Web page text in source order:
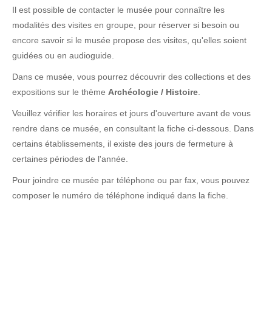
Il est possible de contacter le musée pour connaître les
modalités des visites en groupe, pour réserver si besoin ou
encore savoir si le musée propose des visites, qu'elles soient
guidées ou en audioguide.
Dans ce musée, vous pourrez découvrir des collections et des
expositions sur le thème Archéologie / Histoire
Veuillez vérifier les horaires et jours d'ouverture avant de vous
rendre dans ce musée, en consultant la fiche ci-dessous. Dans
certains établissements, il existe des jours de fermeture à
certaines périodes de l'année.
Pour joindre ce musée par téléphone ou par fax, vous pouvez
composer le numéro de téléphone indiqué dans la fiche.